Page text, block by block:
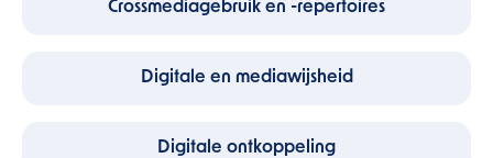
Crossmediagebruik en -repertoires
Digitale en mediawijsheid
Digitale ontkoppeling